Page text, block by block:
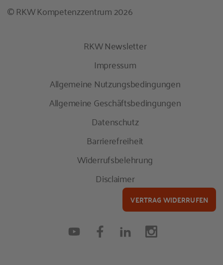
© RKW Kompetenzzentrum 2026
RKW Newsletter
Impressum
Allgemeine Nutzungsbedingungen
Allgemeine Geschäftsbedingungen
Datenschutz
Barrierefreiheit
Widerrufsbelehrung
Disclaimer
VERTRAG WIDERRUFEN